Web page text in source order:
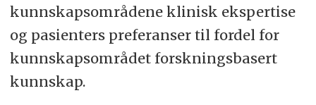
kunnskapsområdene klinisk ekspertise
og pasienters preferanser til fordel for
kunnskapsområdet forskningsbasert
kunnskap.